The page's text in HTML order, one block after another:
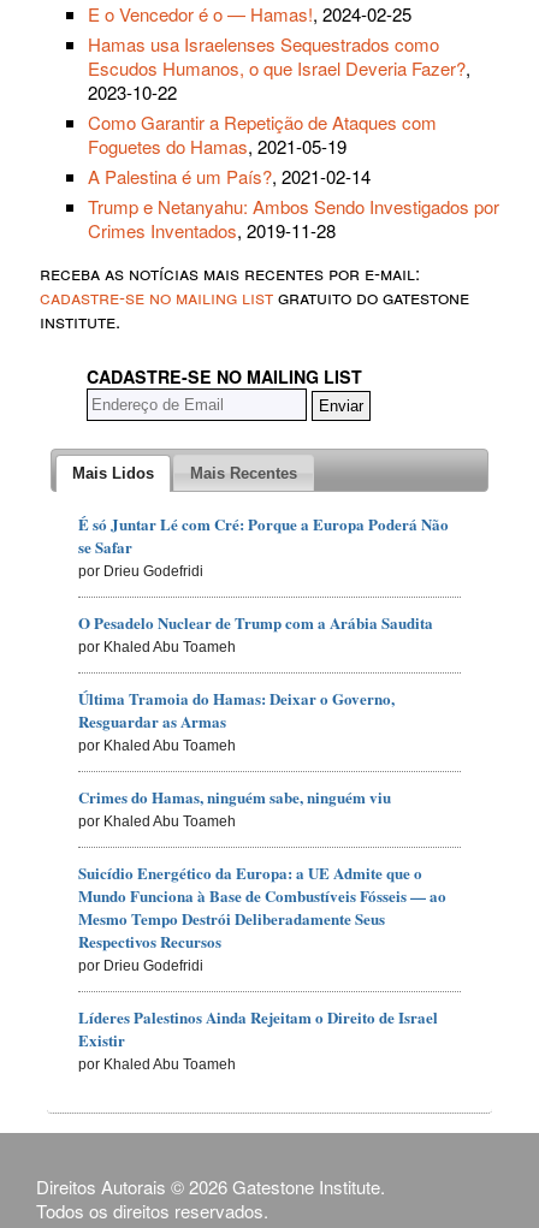
E o Vencedor é o — Hamas!, 2024-02-25
Hamas usa Israelenses Sequestrados como
Escudos Humanos, o que Israel Deveria Fazer?,
2023-10-22
Como Garantir a Repetição de Ataques com
Foguetes do Hamas, 2021-05-19
A Palestina é um País?, 2021-02-14
Trump e Netanyahu: Ambos Sendo Investigados por
Crimes Inventados, 2019-11-28
receba as notícias mais recentes por e-mail:
cadastre-se no mailing listgratuito do gatestone
institute.
CADASTRE-SE NO MAILING LIST
Mais Lidos Mais Recentes
É só Juntar Lé com Cré: Porque a Europa Poderá Não
se Safar
por Drieu Godefridi
O Pesadelo Nuclear de Trump com a Arábia Saudita
por Khaled Abu Toameh
Última Tramoia do Hamas: Deixar o Governo,
Resguardar as Armas
por Khaled Abu Toameh
Crimes do Hamas, ninguém sabe, ninguém viu
por Khaled Abu Toameh
Suicídio Energético da Europa: a UE Admite que o
Mundo Funciona à Base de Combustíveis Fósseis — ao
Mesmo Tempo Destrói Deliberadamente Seus
Respectivos Recursos
por Drieu Godefridi
Líderes Palestinos Ainda Rejeitam o Direito de Israel
Existir
por Khaled Abu Toameh
Direitos Autorais © 2026 Gatestone Institute.
Todos os direitos reservados.